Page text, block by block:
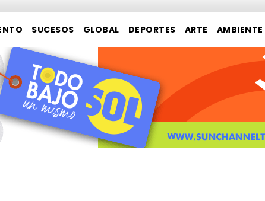
SUCESOS GLOBAL DEPORTES ARTE AMBIENTE